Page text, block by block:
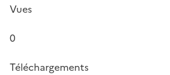
Vues
0
Téléchargements